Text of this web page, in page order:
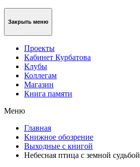
Закрыть меню
Проекты
Кабинет Курбатова
Клубы
Коллегам
Магазин
Книга памяти
Меню
Главная
Книжное обозрение
Выходные с книгой
Небесная птица с земной судьбой